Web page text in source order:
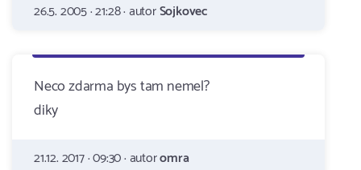
26.5. 2005 · 21:28 · autorSojkovec
Neco zdarma bys tam nemel?
diky
21.12. 2017 · 09:30 · autoromra